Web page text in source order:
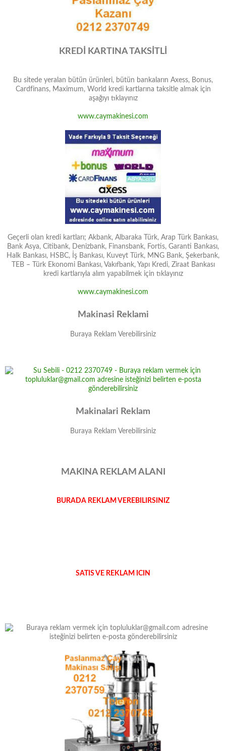
KREDİ KARTINA TAKSİTLİ
Bu sitede yeralan bütün ürünleri, bütün bankaların Axess, Bonus,
Cardfinans, Maximum, World kredi kartlarına taksitle almak için
aşağıyı tıklayınız
www.caymakinesi.com
Geçerli olan kredi kartları; Akbank, Albaraka Türk, Arap Türk Bankası,
Bank Asya, Citibank, Denizbank, Finansbank, Fortis, Garanti Bankası,
Halk Bankası, HSBC, İş Bankası, Kuveyt Türk, MNG Bank, Şekerbank,
TEB – Türk Ekonomi Bankası, Vakıfbank, Yapı Kredi, Ziraat Bankası
kredi kartlarıyla alım yapabilmek için tıklayınız
www.caymakinesi.com
Makinasi Reklami
Buraya Reklam Verebilirsiniz
Makinalari Reklam
Buraya Reklam Verebilirsiniz
MAKINA REKLAM ALANI
BURADA REKLAM VEREBILIRSINIZ
SATIS VE REKLAM ICIN